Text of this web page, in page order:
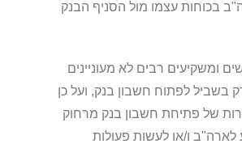
בכוחות עצמו מול הסניף הבנק
ומשקיעים רבים לא מעוניינים
בשביל לפתוח חשבון בנק, ועל כן
של פתיחת חשבון בנק מרחוק
לארה"ב ו/או לעשות פעולות